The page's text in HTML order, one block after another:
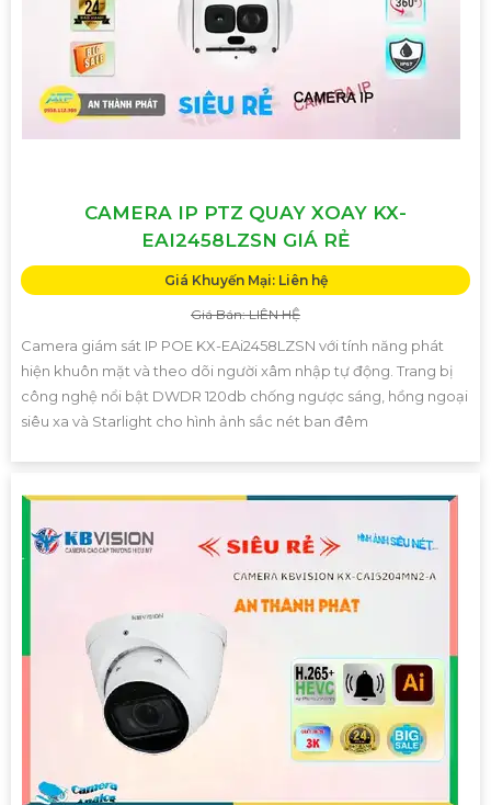
CAMERA IP PTZ QUAY XOAY KX-
EAI2458LZSN GIÁ RẺ
Giá Khuyến Mại: Liên hệ
Giá Bán: LIÊN HỆ
Camera giám sát IP POE KX-EAi2458LZSN với tính năng phát
hiện khuôn mặt và theo dõi người xâm nhập tự động. Trang bị
công nghệ nổi bật DWDR 120db chống ngược sáng, hồng ngoại
siêu xa và Starlight cho hình ảnh sắc nét ban đêm